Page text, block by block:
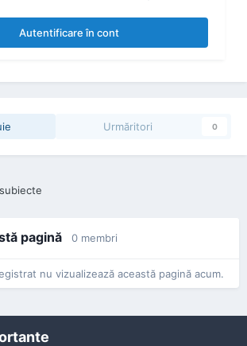
Autentificare în cont
Urmăritori 0
pagină 0 membri
nu vizualizează această pagină acum.